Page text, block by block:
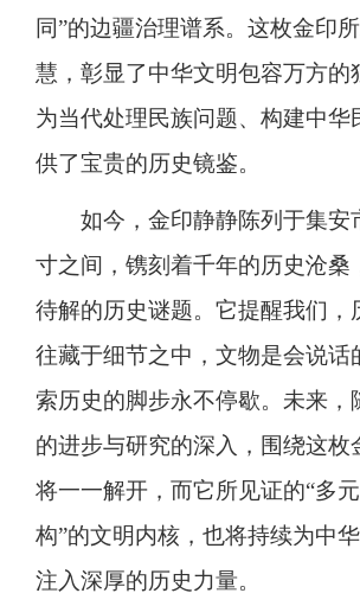
同”的边疆治理谱系。这枚金印
慧，彰显了中华文明包容万方的
为当代处理民族问题、构建中华
供了宝贵的历史镜鉴。
如今，金印静静陈列于集安
寸之间，镌刻着千年的历史沧桑
待解的历史谜题。它提醒我们，
往藏于细节之中，文物是会说话
索历史的脚步永不停歇。未来，
的进步与研究的深入，围绕这枚
将一一解开，而它所见证的“多
构”的文明内核，也将持续为中
注入深厚的历史力量。